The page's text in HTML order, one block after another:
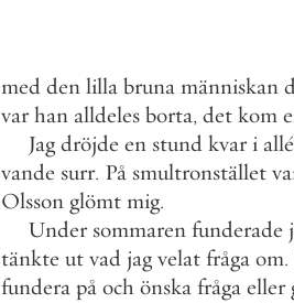
med den lilla bruna människan
var han alldeles borta, det kom
Jag dröjde en stund kvar i
vande surr. På smultronstället
Olsson glömt mig.
Under sommaren funderade
tänkte ut vad jag velat fråga om.
fundera på och önska fråga eller